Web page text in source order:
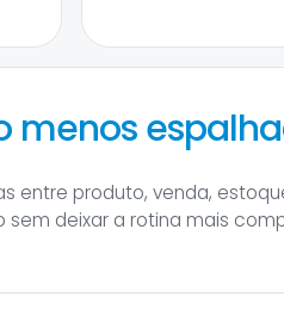
menos
entre produto, venda,
deixar a rotina mais